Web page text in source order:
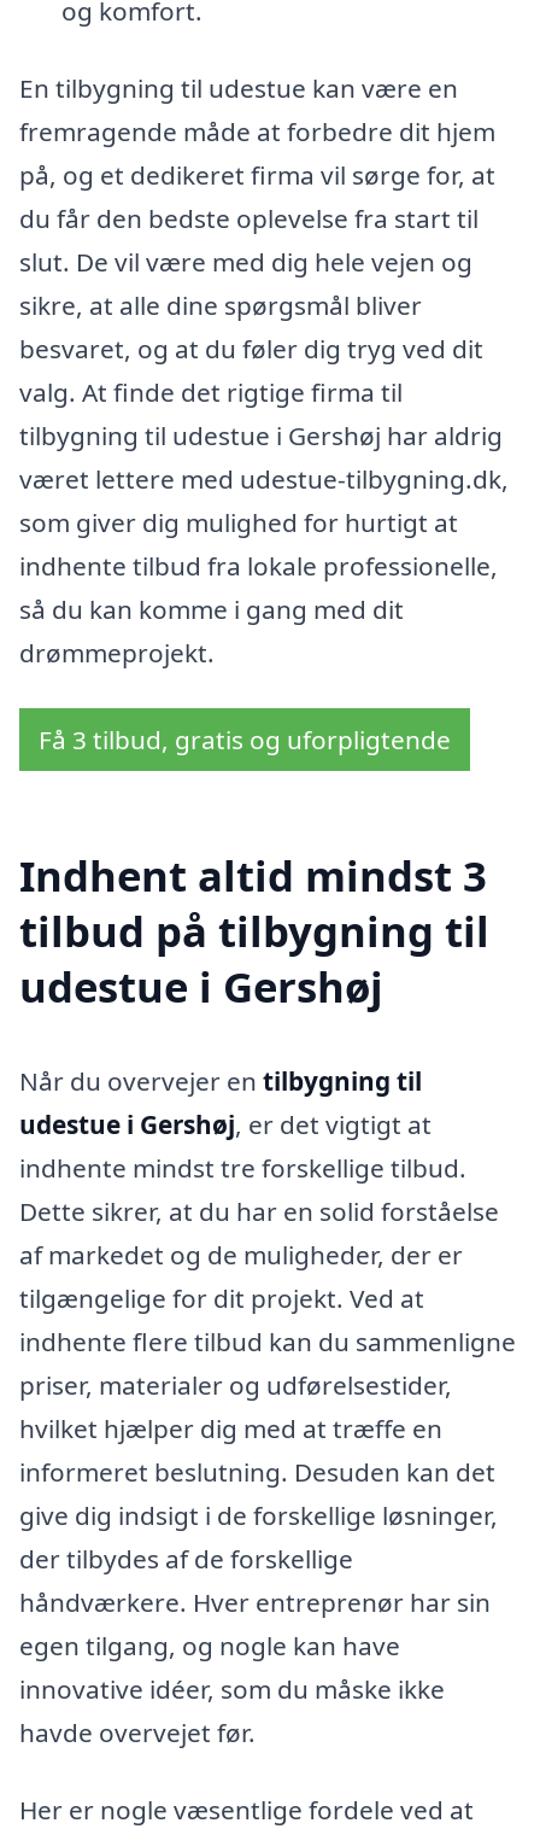
og komfort.
En tilbygning til udestue kan være en
fremragende måde at forbedre dit hjem
på, og et dedikeret firma vil sørge for, at
du får den bedste oplevelse fra start til
slut. De vil være med dig hele vejen og
sikre, at alle dine spørgsmål bliver
besvaret, og at du føler dig tryg ved dit
valg. At finde det rigtige firma til
tilbygning til udestue i Gershøj har aldrig
været lettere med udestue-tilbygning.dk,
som giver dig mulighed for hurtigt at
indhente tilbud fra lokale professionelle,
så du kan komme i gang med dit
drømmeprojekt.
Få 3 tilbud, gratis og uforpligtende
Indhent altid mindst 3
tilbud på tilbygning til
udestue i Gershøj
Når du overvejer en tilbygning til
udestue i Gershøj, er det vigtigt at
indhente mindst tre forskellige tilbud.
Dette sikrer, at du har en solid forståelse
af markedet og de muligheder, der er
tilgængelige for dit projekt. Ved at
indhente flere tilbud kan du sammenligne
priser, materialer og udførelsestider,
hvilket hjælper dig med at træffe en
informeret beslutning. Desuden kan det
give dig indsigt i de forskellige løsninger,
der tilbydes af de forskellige
håndværkere. Hver entreprenør har sin
egen tilgang, og nogle kan have
innovative idéer, som du måske ikke
havde overvejet før.
Her er nogle væsentlige fordele ved at